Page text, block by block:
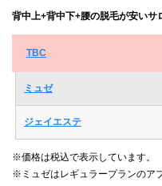
背中上+背中下+腰の脱毛が安いサ
TBC
ミュゼ
ジェイエステ
※価格は税込で表示しています。
※ミュゼはレギュラープランのア